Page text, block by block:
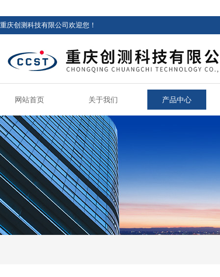
重庆创测科技有限公司欢迎您！
网站首页 关于我们 产品中心